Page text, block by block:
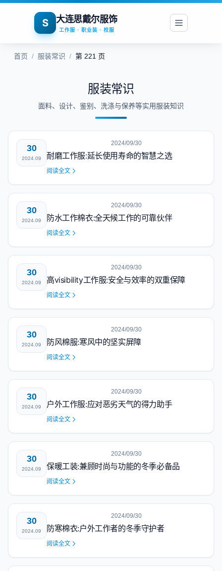
S 大连思戴尔服饰
工作服 · 职业装 · 校服
首页 / 服装常识 / 第 221 页
服装常识
面料、设计、鉴别、洗涤与保养等实用服装知识
30
2024.09
2024/09/30
耐磨工作服:延长使用寿命的智慧之选
阅读全文
30
2024.09
2024/09/30
防水工作棉衣:全天候工作的可靠伙伴
阅读全文
30
2024.09
2024/09/30
高visibility工作服:安全与效率的双重保障
阅读全文
30
2024.09
2024/09/30
防风棉服:寒风中的坚实屏障
阅读全文
30
2024.09
2024/09/30
户外工作服:应对恶劣天气的得力助手
阅读全文
30
2024.09
2024/09/30
保暖工装:兼顾时尚与功能的冬季必备品
阅读全文
30
2024.09
2024/09/30
防寒棉衣:户外工作者的冬季守护者
阅读全文